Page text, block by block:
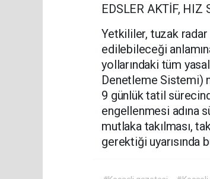
EDSLER AKTİF, HIZ
Yetkililer, tuzak radar
edilebileceği
yollarındaki tüm
Denetleme Sistemi)
9 günlük tatil
engellenmesi adına
mutlaka takılması,
gerektiği uyarısında